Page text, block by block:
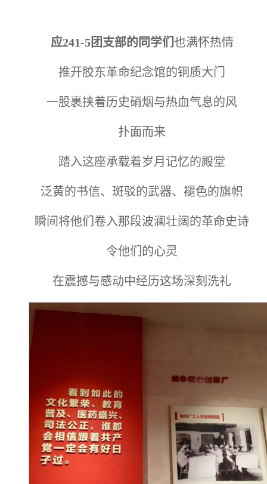
应241-5团支部的同学们 也满怀热情
推开胶东革命纪念馆的铜质大门
一股裹挟着历史硝烟与热血气息的风
扑面而来
踏入这座承载着岁月记忆的殿堂
泛黄的书信、斑驳的武器、褪色的旗帜
瞬间将他们卷入那段波澜壮阔的革命史诗
令他们的心灵
在震撼与感动中经历这场深刻洗礼